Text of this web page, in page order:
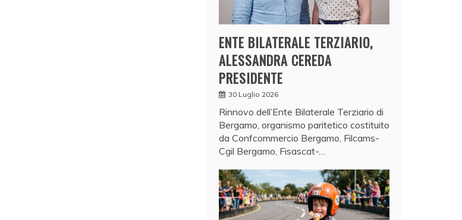
ENTE BILATERALE TERZIARIO,
ALESSANDRA CEREDA
PRESIDENTE
30 Luglio 2026
Rinnovo dell’Ente Bilaterale Terziario di
Bergamo, organismo paritetico costituito
da Confcommercio Bergamo, Filcams-
Cgil Bergamo, Fisascat-…